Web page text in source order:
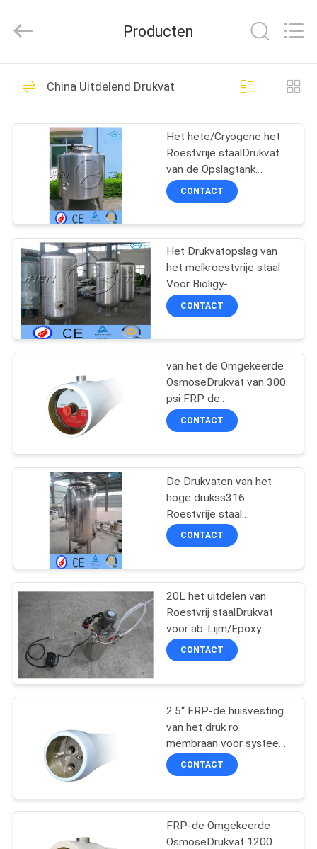
HUIS
PRODUCTEN
ONGEVEER
FABRIEKSREIS
KWALITEITSCONTROLE
CONTACTEER
ONS
NIEUWS
VERZOEK
OM EEN
CITAAT
SITEMAP
PRIVACYBELEID
Rights
by
Concrete Autoclaaf
55
Hout autoclaaf
41
Vulcaniserende
Autoclaaf
17
Uitrusting voor
lassen
2 Klep van de
manier de
Pneumatische
Solenoïde
104
121
Producten
China Uitdelend Drukvat
Het hete/Cryogene het
Roestvrije staalDrukvat
van de Opslagtank
Verwarmen
CONTACT
Het Drukvatopslag van
het melkroestvrije staal
Voor Bioligy-
Gezondheidstank
CONTACT
van het de Omgekeerde
OsmoseDrukvat van 300
psi FRP de
oppervlakte/het
CONTACT
De Drukvaten van het
hoge drukss316
Roestvrije staal
Weerspiegelen Mat
CONTACT
20L het uitdelen van
Roestvrij staalDrukvat
voor ab-Lijm/Epoxy
CONTACT
2.5“ FRP-de huisvesting
van het druk ro
membraan voor systeem
1000 van de
zeewaterontzilting RO
CONTACT
FRP-de Omgekeerde
OsmoseDrukvat 1200